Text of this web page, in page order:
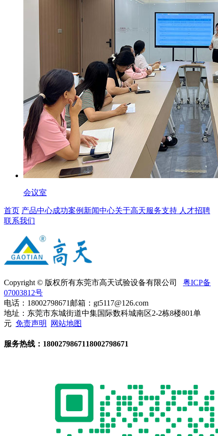
会议室
首页 产品中心成功案例 新闻中心关于高天服务支持 人才招聘
联系我们
Copyright © 版权所有东莞市高天试验设备有限公司 粤ICP备
07003812号
电话：18002798671 邮箱：gt5117@126.com
地址：东莞市东城街道中集国际数科城南区2-2栋8楼801单
元 免责声明 网站地图
服务热线： 1800279867118002798671